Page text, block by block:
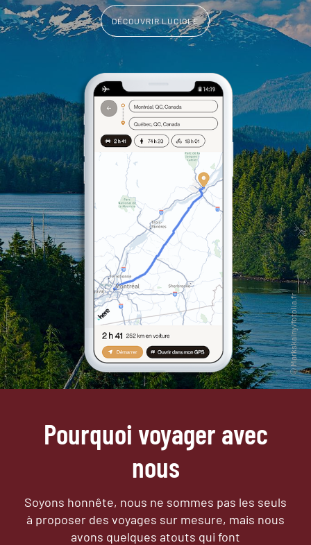
DÉCOUVRIR LUCIOLE
Pourquoi voyager avec
nous
Soyons honnête, nous ne sommes pas les seuls
à proposer des voyages sur mesure, mais nous
avons quelques atouts qui font